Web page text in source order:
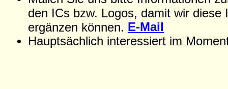
den ICs bzw. Logos, damit wir diese
ergänzen können. E-Mail
Hauptsächlich interessiert im